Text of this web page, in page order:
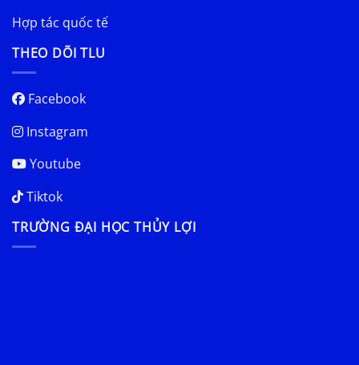
Hợp tác quốc tế
THEO DÕI TLU
Facebook
Instagram
Youtube
Tiktok
TRƯỜNG ĐẠI HỌC THỦY LỢI